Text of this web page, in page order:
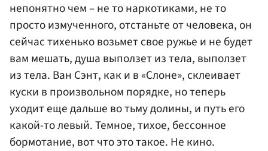
непонятно чем – не то наркотиками, не то
просто измученного, отстаньте от человека, он
сейчас тихенько возьмет свое ружье и не будет
вам мешать, душа выползет из тела, выползет
из тела. Ван Сэнт, как и в «Слоне», склеивает
куски в произвольном порядке, но теперь
уходит еще дальше во тьму долины, и путь его
какой-то левый. Темное, тихое, бессонное
бормотание, вот что это такое. Не кино.